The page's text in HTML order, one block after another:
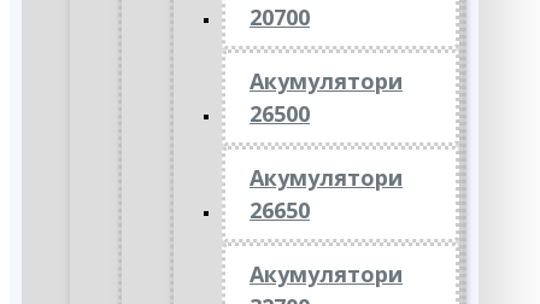
20700
Акумулятори
26500
Акумулятори
26650
Акумулятори